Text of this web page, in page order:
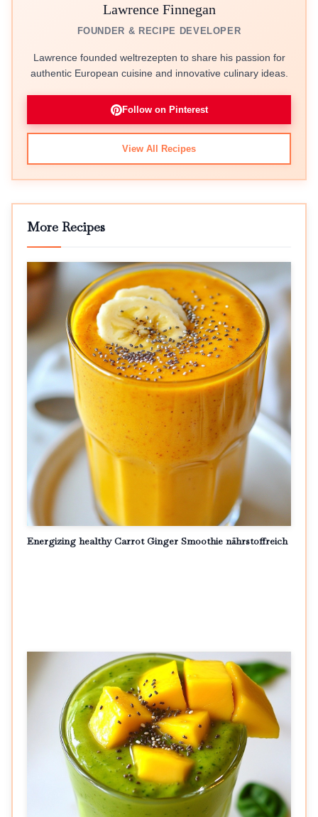
Lawrence Finnegan
FOUNDER & RECIPE DEVELOPER
Lawrence founded weltrezepten to share his passion for
authentic European cuisine and innovative culinary ideas.
Follow on Pinterest
View All Recipes
More Recipes
Energizing healthy Carrot Ginger Smoothie nährstoffreich